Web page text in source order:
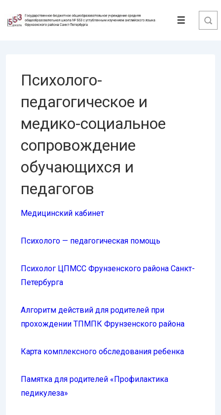
Перейти
Меню
Психолого-
педагогическое и
медико-социальное
сопровождение
обучающихся и
педагогов
Медицинский кабинет
Психолого — педагогическая помощь
Психолог ЦПМСС Фрунзенского района Санкт-
Петербурга
Алгоритм действий для родителей при
прохождении ТПМПК Фрунзенского района
Карта комплексного обследования ребенка
Памятка для родителей «Профилактика
педикулеза»